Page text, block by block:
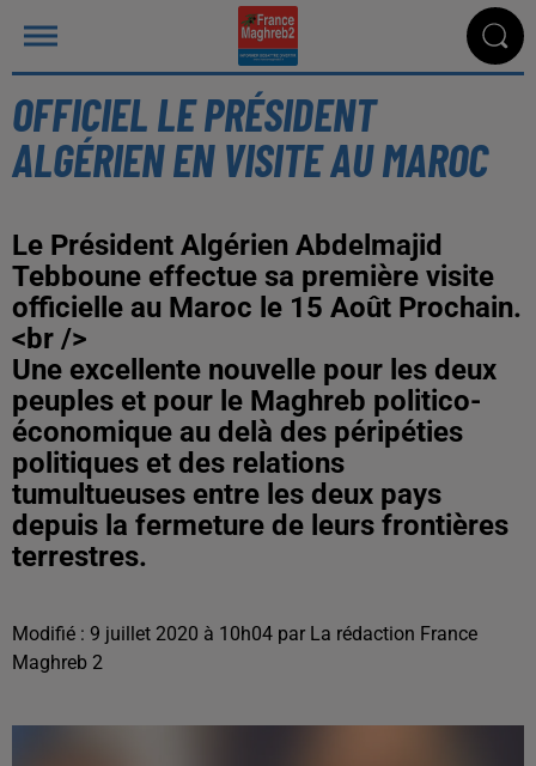
OFFICIEL LE PRÉSIDENT
ALGÉRIEN EN VISITE AU MAROC
Le Président Algérien Abdelmajid
Tebboune effectue sa première visite
officielle au Maroc le 15 Août Prochain.
<br />
Une excellente nouvelle pour les deux
peuples et pour le Maghreb politico-
économique au delà des péripéties
politiques et des relations
tumultueuses entre les deux pays
depuis la fermeture de leurs frontières
terrestres.
Modifié : 9 juillet 2020 à 10h04 par La rédaction France
Maghreb 2